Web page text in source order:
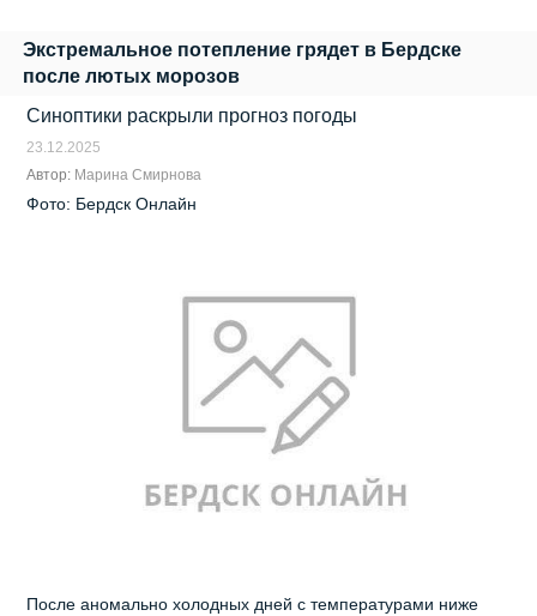
Экстремальное потепление грядет в Бердске
после лютых морозов
Синоптики раскрыли прогноз погоды
23.12.2025
Автор: Марина Смирнова
Фото: Бердск Онлайн
После аномально холодных дней с температурами ниже